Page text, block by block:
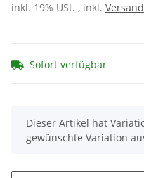
inkl. 19% USt. , inkl. Versand
Sofort verfügbar
x
Dieser Artikel hat
gewünschte Variation